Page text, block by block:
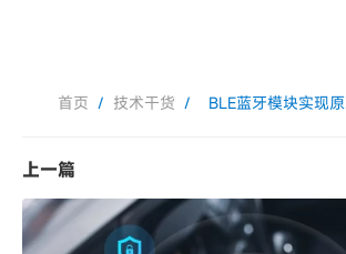
首页 / 技术干货 / BLE蓝牙模块实现
上一篇